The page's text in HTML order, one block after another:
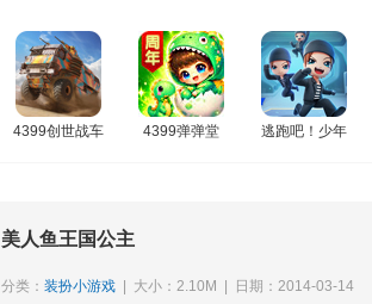
4399创世战车 4399弹弹堂 逃跑吧！少年
美人鱼王国公主
分类： 装扮小游戏 | 大小：2.10M | 日期：2014-03-14